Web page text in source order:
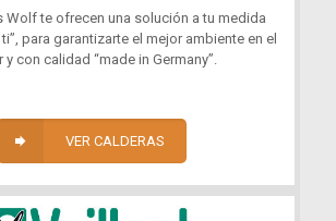
Wolf te ofrecen una solución a tu medida
para garantizarte el mejor ambiente en el
y con calidad “made in Germany”.
VER CALDERAS